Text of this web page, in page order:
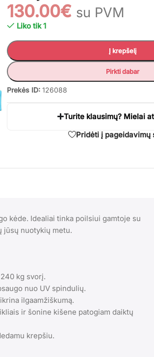
130.00€ su PVM
Liko tik 1
Į krepšelį
Pirkti dabar
Prekės ID: 126088
Turite klausimų? Mielai
Pridėti į pageidavimų
kėde. Idealiai tinka poilsiui gamtoje su
jūsų nuotykių metu.
kg svorį.
nuo UV spindulių.
ilgaamžiškumą.
ir šonine kišene patogiam daiktų
krepšiu.